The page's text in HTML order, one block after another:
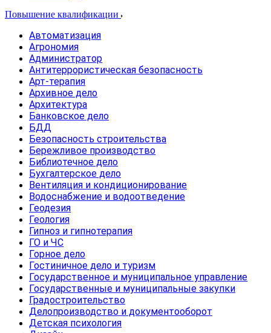
Повышение квалификации
Автоматизация
Агрономия
Администратор
Антитеррористическая безопасность
Арт-терапия
Архивное дело
Архитектура
Банковское дело
БДД
Безопасность строительства
Бережливое производство
Библиотечное дело
Бухгалтерское дело
Вентиляция и кондиционирование
Водоснабжение и водоотведение
Геодезия
Геология
Гипноз и гипнотерапия
ГО и ЧС
Горное дело
Гостиничное дело и туризм
Государственное и муниципальное управление
Государственные и муниципальные закупки
Градостроительство
Делопроизводство и документооборот
Детская психология